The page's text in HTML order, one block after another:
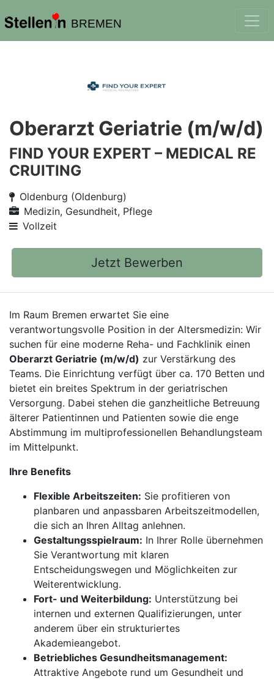
BREMEN
Oberarzt Geriatrie (m/w/d)
FIND YOUR EXPERT – MEDICAL RE
CRUITING
Oldenburg (Oldenburg)
Medizin, Gesundheit, Pflege
Vollzeit
Jetzt Bewerben
Im Raum Bremen erwartet Sie eine
verantwortungsvolle Position in der Altersmedizin: Wir
suchen für eine moderne Reha- und Fachklinik einen
Oberarzt Geriatrie (m/w/d) zur Verstärkung des
Teams. Die Einrichtung verfügt über ca. 170 Betten und
bietet ein breites Spektrum in der geriatrischen
Versorgung. Dabei stehen die ganzheitliche Betreuung
älterer Patientinnen und Patienten sowie die enge
Abstimmung im multiprofessionellen Behandlungsteam
im Mittelpunkt.
Ihre Benefits
Flexible Arbeitszeiten: Sie profitieren von
planbaren und anpassbaren Arbeitszeitmodellen,
die sich an Ihren Alltag anlehnen.
Gestaltungsspielraum: In Ihrer Rolle übernehmen
Sie Verantwortung mit klaren
Entscheidungswegen und Möglichkeiten zur
Weiterentwicklung.
Fort- und Weiterbildung: Unterstützung bei
internen und externen Qualifizierungen, unter
anderem über ein strukturiertes
Akademieangebot.
Betriebliches Gesundheitsmanagement:
Attraktive Angebote rund um Gesundheit und